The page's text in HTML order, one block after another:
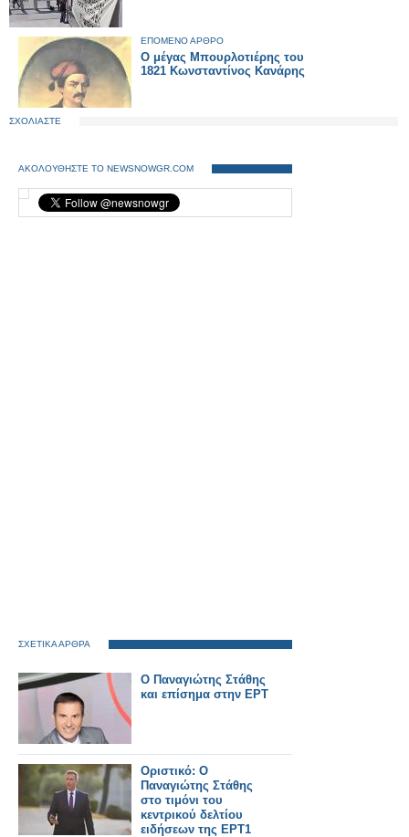
ΕΠΟΜΕΝΟ ΑΡΘΡΟ
Ο μέγας Μπουρλοτιέρης του
1821 Κωνσταντίνος Κανάρης
ΣΧΟΛΙΑΣΤΕ
ΑΚΟΛΟΥΘΗΣΤΕ ΤΟ NEWSNOWGR.COM
ΣΧΕΤΙΚΑ ΑΡΘΡΑ
Ο Παναγιώτης Στάθης
και επίσημα στην ΕΡΤ
Οριστικό: Ο
Παναγιώτης Στάθης
στο τιμόνι του
κεντρικού δελτίου
ειδήσεων της ΕΡΤ1